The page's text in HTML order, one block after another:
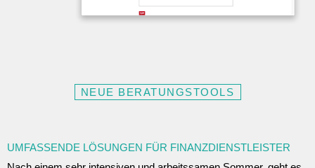
NEUE BERATUNGSTOOLS
UMFASSENDE LÖSUNGEN FÜR FINANZDIENSTLEISTER